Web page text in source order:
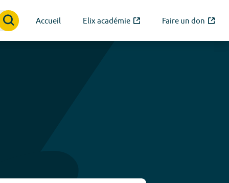
Accueil Elix académie Faire un don